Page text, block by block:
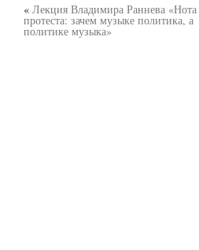
« Лекция Владимира Раннева «Нота
протеста: зачем музыке политика, а
политике музыка»